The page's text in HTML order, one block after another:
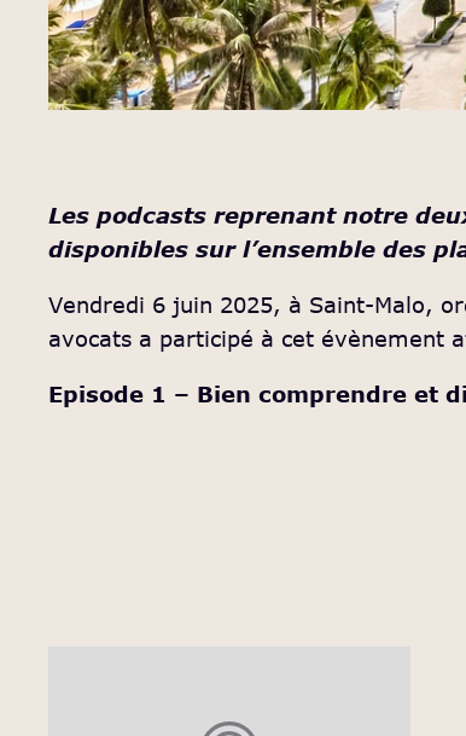
Les podcasts reprenant notre
disponibles sur l’ensemble des
Vendredi 6 juin 2025, à Saint-Malo,
avocats a participé à cet évènement
Episode 1 – Bien comprendre et